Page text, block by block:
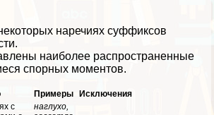
наречиях суффиксов
наиболее распространенные
спopных моментов.
Примеры Исключения
с
наглухо,